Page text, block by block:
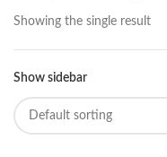
Showing the single result
Show sidebar